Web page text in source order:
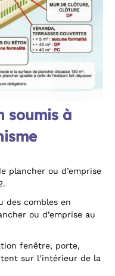
soumis à
plancher ou d’emprise
des combles en
ou d’emprise au
fenêtre, porte,
sur l’intérieur de la